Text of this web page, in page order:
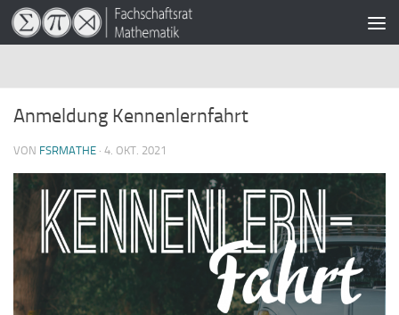
Zum Inhalt springen
Anmeldung Kennenlernfahrt
VON FSRMATHE · 4. OKT. 2021